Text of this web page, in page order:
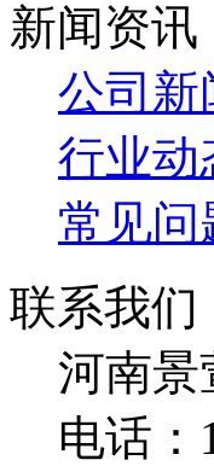
新闻资讯
公司新
行业动
常见问
联系我们
河南景
电话：